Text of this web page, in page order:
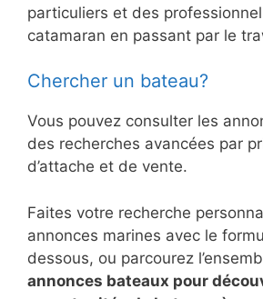
particuliers et des
catamaran en passant par le
Chercher un bateau?
Vous pouvez consulter les
des recherches avancées par
d’attache et de vente.
Faites votre recherche
annonces marines avec le
dessous, ou parcourez
annonces bateaux pour